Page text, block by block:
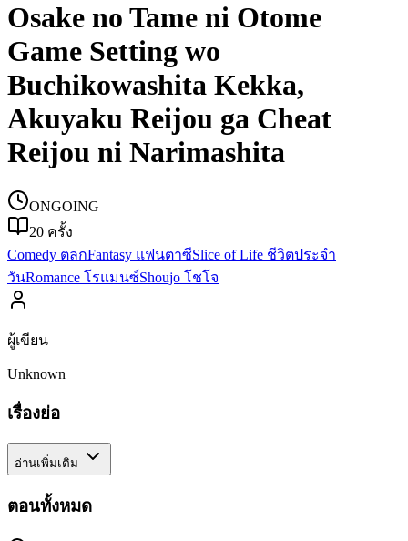
Osake no Tame ni Otome
Game Setting wo
Buchikowashita Kekka,
Akuyaku Reijou ga Cheat
Reijou ni Narimashita
ONGOING
20 ครั้ง
Comedy ตลกFantasy แฟนตาซีSlice of Life ชีวิตประจำ
วันRomance โรแมนซ์Shoujo โชโจ
ผู้เขียน
Unknown
เรื่องย่อ
อ่านเพิ่มเติม
ตอนทั้งหมด